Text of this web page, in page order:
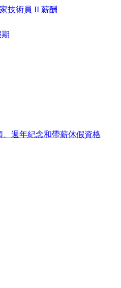
技術員 II 薪酬
週年紀念和帶薪休假資格